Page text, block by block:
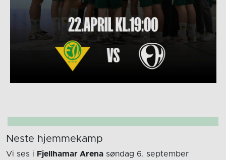
Neste hjemmekamp
Vi ses i Fjellhamar Arena søndag 6. september